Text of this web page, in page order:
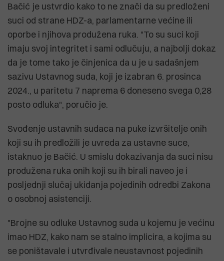
Bačić je ustvrdio kako to ne znači da su predloženi
suci od strane HDZ-a, parlamentarne većine ili
oporbe i njihova produžena ruka. "To su suci koji
imaju svoj integritet i sami odlučuju, a najbolji dokaz
da je tome tako je činjenica da u je u sadašnjem
sazivu Ustavnog suda, koji je izabran 6. prosinca
2024., u paritetu 7 naprema 6 doneseno svega 0,28
posto odluka", poručio je.
Svođenje ustavnih sudaca na puke izvršitelje onih
koji su ih predložili je uvreda za ustavne suce,
istaknuo je Bačić. U smislu dokazivanja da suci nisu
produžena ruka onih koji su ih birali naveo je i
posljednji slučaj ukidanja pojedinih odredbi Zakona
o osobnoj asistenciji.
"Brojne su odluke Ustavnog suda u kojemu je većinu
imao HDZ, kako nam se stalno implicira, a kojima su
se poništavale i utvrđivale neustavnost pojedinih